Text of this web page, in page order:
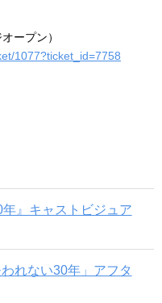
ープン）
1077?ticket_id=7758
年』キャストビジュア
れない30年」アフタ